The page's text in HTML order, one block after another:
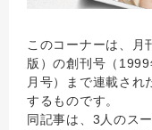
このコーナーは、月
版）の創刊号（
月号）まで連載され
するものです。
同記事は、3人のス